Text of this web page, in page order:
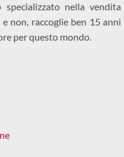
nella vendita
non, raccoglie ben 15 anni
per questo mondo.